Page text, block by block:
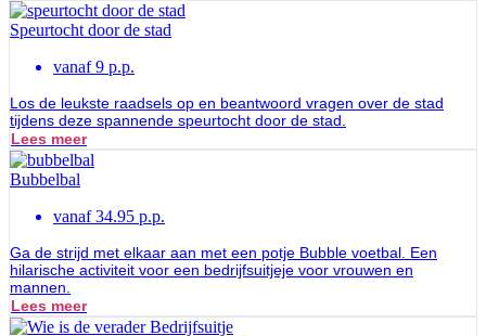
Speurtocht door de stad
vanaf 9 p.p.
Los de leukste raadsels op en beantwoord vragen over de stad
tijdens deze spannende speurtocht door de stad.
Lees meer
Bubbelbal
vanaf 34.95 p.p.
Ga de strijd met elkaar aan met een potje Bubble voetbal. Een
hilarische activiteit voor een bedrijfsuitjeje voor vrouwen en
mannen.
Lees meer